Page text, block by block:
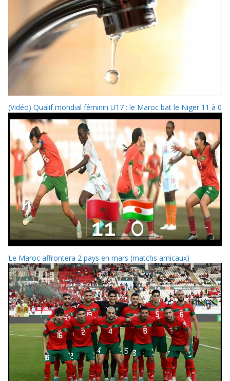
(Vidéo) Qualif mondial féminin U17 : le Maroc bat le Niger 11 à 0
Le Maroc affrontera 2 pays en mars (matchs amicaux)